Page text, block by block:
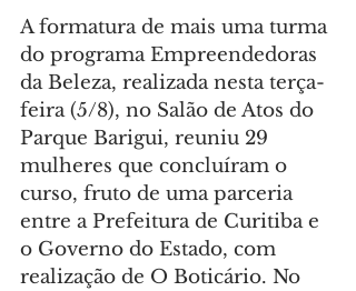
A formatura de mais uma turma
do programa Empreendedoras
da Beleza, realizada nesta terça-
feira (5/8), no Salão de Atos do
Parque Barigui, reuniu 29
mulheres que concluíram o
curso, fruto de uma parceria
entre a Prefeitura de Curitiba e
o Governo do Estado, com
realização de O Boticário. No